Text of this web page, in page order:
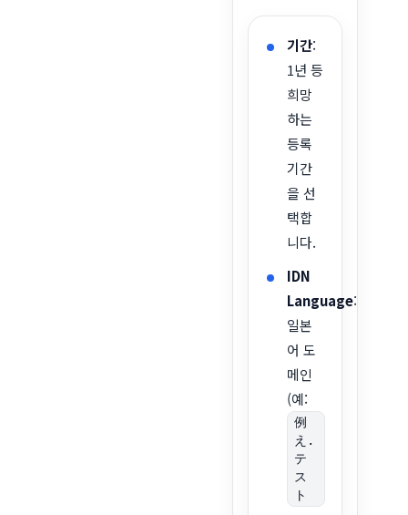
기간:
1년 등
희망
하는
등록
기간
을 선
택합
니다.
IDN
Language:
일본
어 도
메인
(예:
例
え.
テ
ス
ト